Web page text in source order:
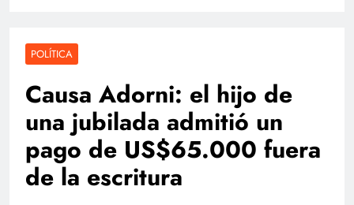
POLÍTICA
Causa Adorni: el hijo de
una jubilada admitió un
pago de US$65.000 fuera
de la escritura